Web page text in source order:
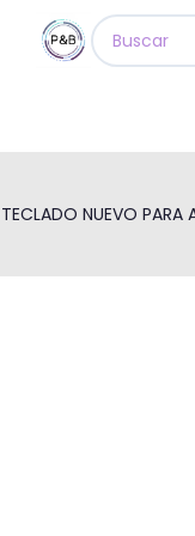
TECLADO NUEVO PARA